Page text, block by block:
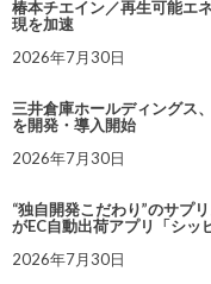
椿本チエイン／再生可能エ
現を加速
2026年7月30日
三井倉庫ホールディングス
を開発・導入開始
2026年7月30日
“独自開発こだわり”のサプ
がEC自動出荷アプリ「シッ
2026年7月30日